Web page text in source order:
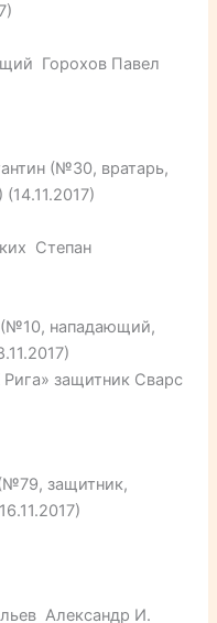
Горохов Павел
(№30, вратарь,
Степан
нападающий,
защитник Сварс
защитник,
Александр И.